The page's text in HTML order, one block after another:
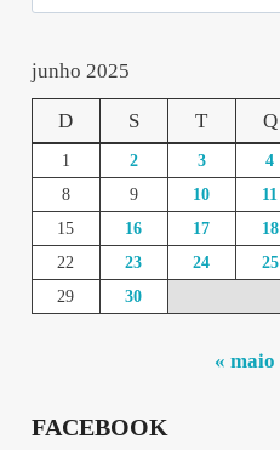
junho 2025
D S T Q
1 2 3 4
8
9 10 11
15
16 17 18
22
23 24 25
29
30
« maio
FACEBOOK